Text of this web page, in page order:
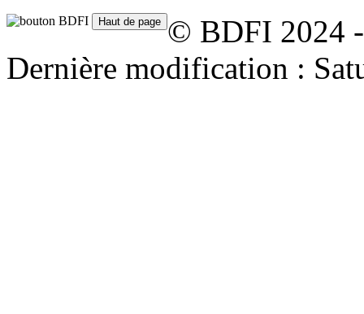
© BDFI 2024
Dernière modification :